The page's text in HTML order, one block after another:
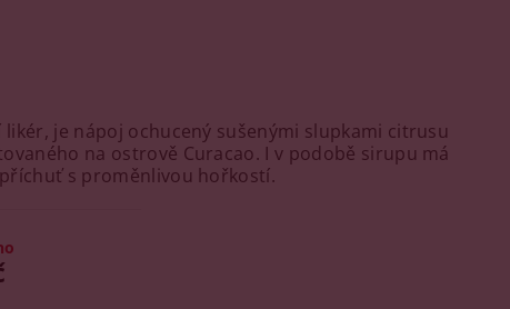
likér, je nápoj ochucený sušenými slupkami citrusu
na ostrově Curacao. I v podobě sirupu má
s proměnlivou hořkostí.